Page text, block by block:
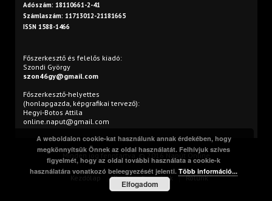
Adószám: 18110661-2-41
Számlaszám: 11713012-21181665
ISSN 1588-1466
Főszerkesztő és felelős kiadó:
Szondi György
szon46gy@gmail.com
Főszerkesztő-helyettes
(honlapgazda, képgrafikai tervező):
Hegyi-Botos Attila
online.naput@gmail.com
Minden jog fenntartva. © 2016 Napút Online
Kezdőlap Print Szerzőink Rólunk
A weboldalon cookie-kat használunk annak érdekében, hogy
megkönnyítsük Önnek az oldal használatát. Felhívjuk szíves
figyelmét, hogy az oldal további használata a cookie-k
használatára vonatkozó beleegyezését jelenti.Több információ...
Elfogadom